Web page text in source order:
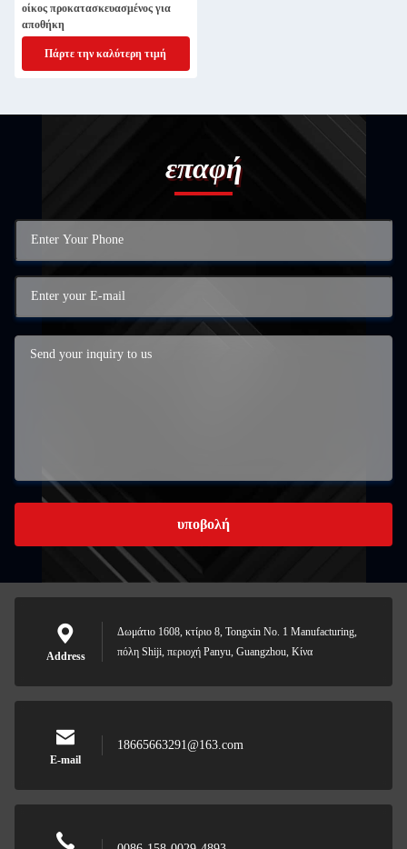
οίκος προκατασκευασμένος για
αποθήκη
Πάρτε την καλύτερη τιμή
επαφή
υποβολή
Address
Δωμάτιο 1608, κτίριο 8, Tongxin No. 1 Manufacturing,
πόλη Shiji, περιοχή Panyu, Guangzhou, Κίνα
E-mail
18665663291@163.com